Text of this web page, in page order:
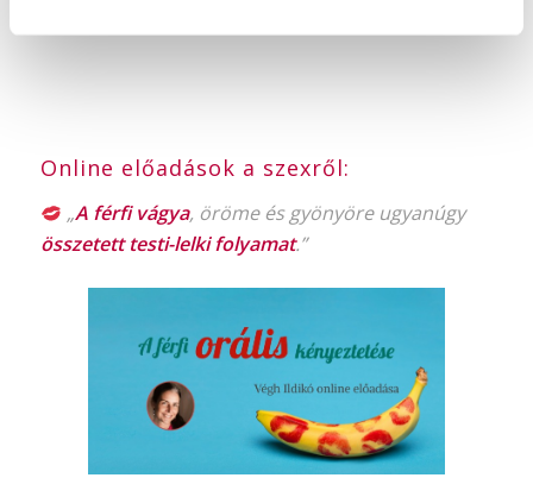
Online előadások a szexről:
„A férfi vágya, öröme és gyönyöre ugyanúgy
összetett testi-lelki folyamat.”